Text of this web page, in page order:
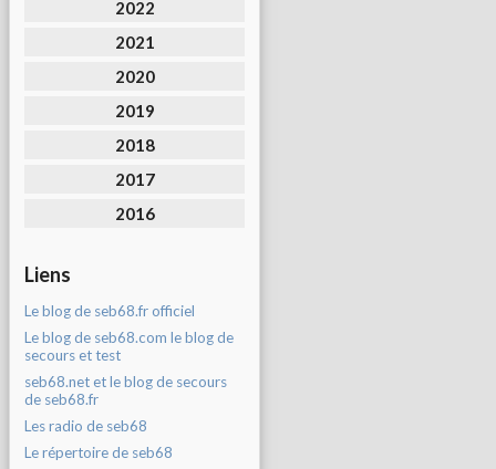
2022
2021
2020
2019
2018
2017
2016
Liens
Le blog de seb68.fr officiel
Le blog de seb68.com le blog de
secours et test
seb68.net et le blog de secours
de seb68.fr
Les radio de seb68
Le répertoire de seb68